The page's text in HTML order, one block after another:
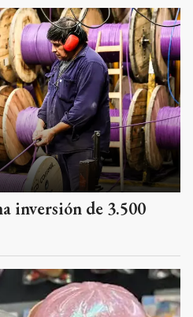
inversión de 3.500